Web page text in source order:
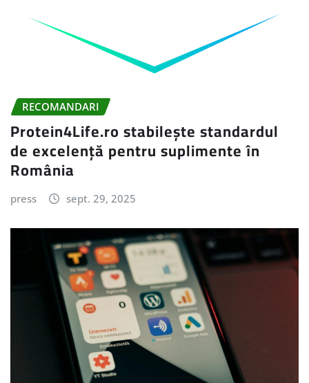
RECOMANDARI
Protein4Life.ro stabilește standardul
de excelență pentru suplimente în
România
press sept. 29, 2025